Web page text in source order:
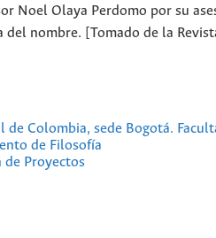
Noel Olaya Perdomo por su
nombre. [Tomado de la
de Colombia, sede Bogotá.
de Filosofía
de Proyectos